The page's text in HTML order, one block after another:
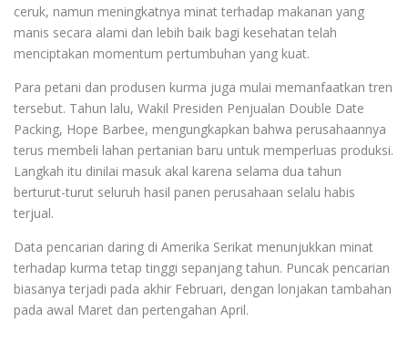
ceruk, namun meningkatnya minat terhadap makanan yang
manis secara alami dan lebih baik bagi kesehatan telah
menciptakan momentum pertumbuhan yang kuat.
Para petani dan produsen kurma juga mulai memanfaatkan tren
tersebut. Tahun lalu, Wakil Presiden Penjualan Double Date
Packing, Hope Barbee, mengungkapkan bahwa perusahaannya
terus membeli lahan pertanian baru untuk memperluas produksi.
Langkah itu dinilai masuk akal karena selama dua tahun
berturut-turut seluruh hasil panen perusahaan selalu habis
terjual.
Data pencarian daring di Amerika Serikat menunjukkan minat
terhadap kurma tetap tinggi sepanjang tahun. Puncak pencarian
biasanya terjadi pada akhir Februari, dengan lonjakan tambahan
pada awal Maret dan pertengahan April.